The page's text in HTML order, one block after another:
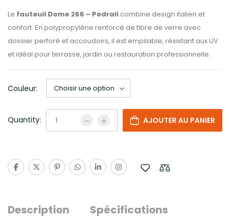
Le fauteuil Dome 266 – Pedrali combine design italien et
confort. En polypropylène renforcé de fibre de verre avec
dossier perforé et accoudoirs, il est empilable, résistant aux UV
et idéal pour terrasse, jardin ou restauration professionnelle.
Couleur:
Quantity: AJOUTER AU PANIER
Description
Spécifications